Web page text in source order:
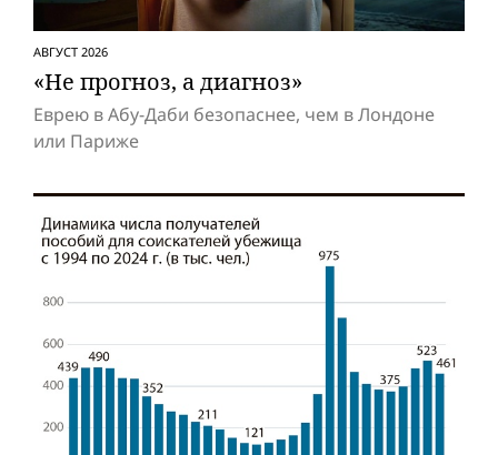
АВГУСТ 2026
«Не прогноз, а диагноз»
Еврею в Абу-Даби безопаснее, чем в Лондоне
или Париже